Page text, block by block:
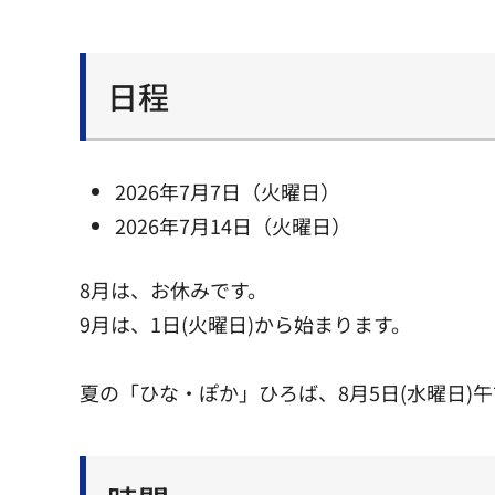
日程
2026年7月7日（火曜日）
2026年7月14日（火曜日）
8月は、お休みです。
9月は、1日(火曜日)から始まります。
夏の「ひな・ぽか」ひろば、8月5日(水曜日)